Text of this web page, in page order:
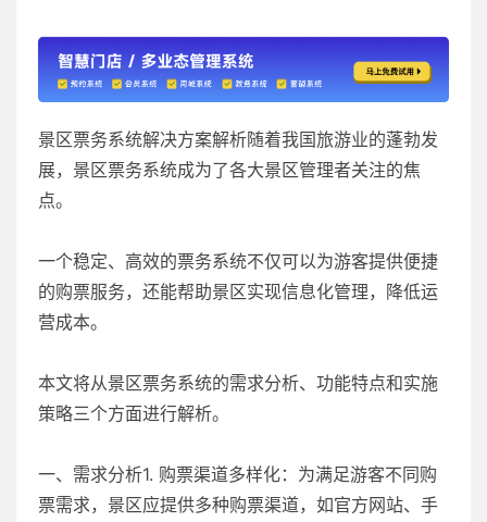
景区票务系统解决方案解析随着我国旅游业的蓬勃发
展，景区票务系统成为了各大景区管理者关注的焦
点。
一个稳定、高效的票务系统不仅可以为游客提供便捷
的购票服务，还能帮助景区实现信息化管理，降低运
营成本。
本文将从景区票务系统的需求分析、功能特点和实施
策略三个方面进行解析。
一、需求分析1. 购票渠道多样化：为满足游客不同购
票需求，景区应提供多种购票渠道，如官方网站、手